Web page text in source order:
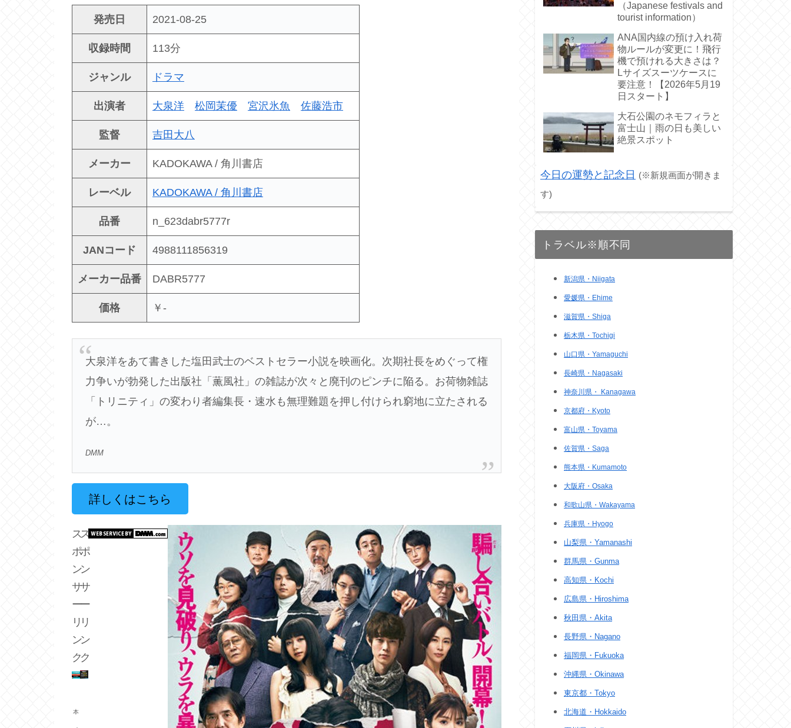
発売日 2021-08-25
収録時間 113分
ジャンル ドラマ
出演者 大泉洋 松岡茉優 宮沢氷魚 佐藤浩市
監督 吉田大八
メーカー KADOKAWA / 角川書店
レーベル KADOKAWA / 角川書店
品番 n_623dabr5777r
JANコード 4988111856319
メーカー品番 DABR5777
価格 ￥-
大泉洋をあて書きした塩田武士のベストセラー小説を映画化。次期社長をめぐって権
力争いが勃発した出版社「薫風社」の雑誌が次々と廃刊のピンチに陥る。お荷物雑誌
「トリニティ」の変わり者編集長・速水も無理難題を押し付けられ窮地に立たされる
が…。
DMM
詳しくはこちら
ス
ポ
ン
サ
ー
リ
ン
ク
本
ス
ポ
ン
サ
ー
リ
ン
ク
（Japanese festivals and
tourist information）
ANA国内線の預け入れ荷
物ルールが変更に！飛行
機で預けれる大きさは？
Lサイズスーツケースに
要注意！【2026年5月19
日スタート】
大石公園のネモフィラと
富士山｜雨の日も美しい
絶景スポット
今日の運勢と記念日 (※新規画面が開きま
す)
トラベル※順不同
新潟県・Niigata
愛媛県・Ehime
滋賀県・Shiga
栃木県・Tochigi
山口県・Yamaguchi
長崎県・Nagasaki
神奈川県・ Kanagawa
京都府・Kyoto
富山県・Toyama
佐賀県・Saga
熊本県・Kumamoto
大阪府・Osaka
和歌山県・Wakayama
兵庫県・Hyogo
山梨県・Yamanashi
群馬県・Gunma
高知県・Kochi
広島県・Hiroshima
秋田県・Akita
長野県・Nagano
福岡県・Fukuoka
沖縄県・Okinawa
東京都・Tokyo
北海道・Hokkaido